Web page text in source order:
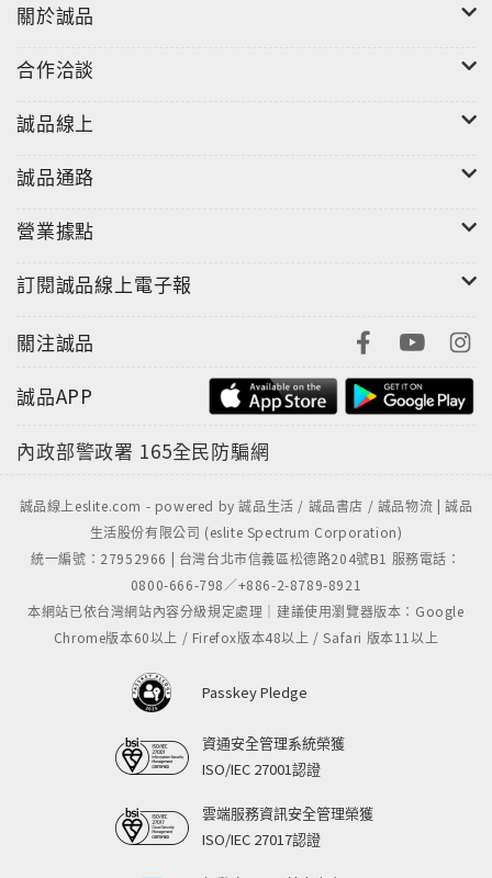
關於誠品
合作洽談
誠品線上
誠品通路
營業據點
訂閱誠品線上電子報
關注誠品
誠品APP
內政部警政署 165全民防騙網
誠品線上eslite.com - powered by 誠品生活 / 誠品書店 / 誠品物流 | 誠品
生活股份有限公司 (eslite Spectrum Corporation)
統一編號：27952966 | 台灣台北市信義區松德路204號B1 服務電話：
0800-666-798／+886-2-8789-8921
本網站已依台灣網站內容分級規定處理｜建議使用瀏覽器版本：Google
Chrome版本60以上 / Firefox版本48以上 / Safari 版本11以上
Passkey Pledge
資通安全管理系統榮獲
ISO/IEC 27001認證
雲端服務資訊安全管理榮獲
ISO/IEC 27017認證